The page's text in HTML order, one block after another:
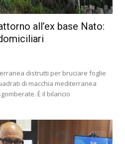
all’ex base Nato:
distrutti per bruciare foglie
di macchia mediterranea
È il bilancio